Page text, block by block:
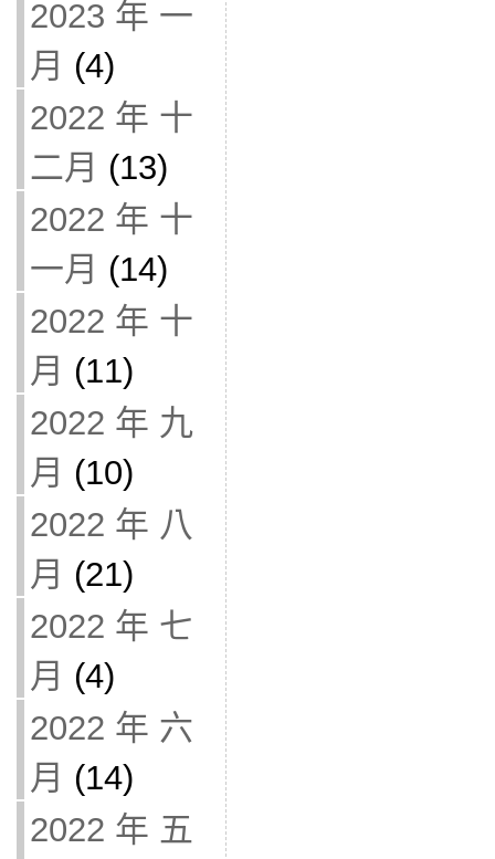
2023 年 一
月 (4)
2022 年 十
二月 (13)
2022 年 十
一月 (14)
2022 年 十
月 (11)
2022 年 九
月 (10)
2022 年 八
月 (21)
2022 年 七
月 (4)
2022 年 六
月 (14)
2022 年 五